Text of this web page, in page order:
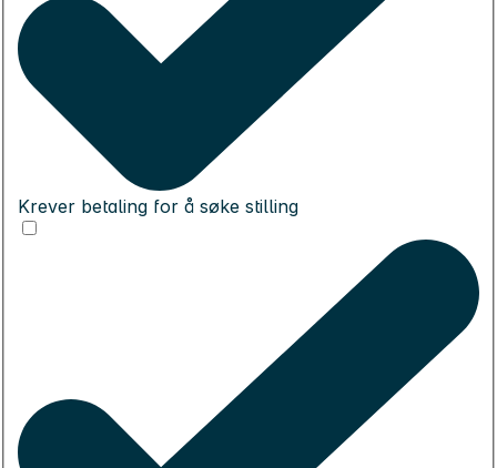
Krever betaling for å søke stilling